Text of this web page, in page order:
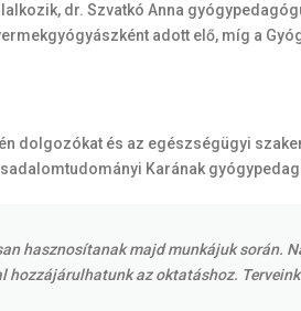
dr. Szvatkó Anna
adott elő, míg a
dolgozókat és az egészségügyi
Karának
hasznosítanak majd munkájuk során.
hozzájárulhatunk az oktatáshoz.